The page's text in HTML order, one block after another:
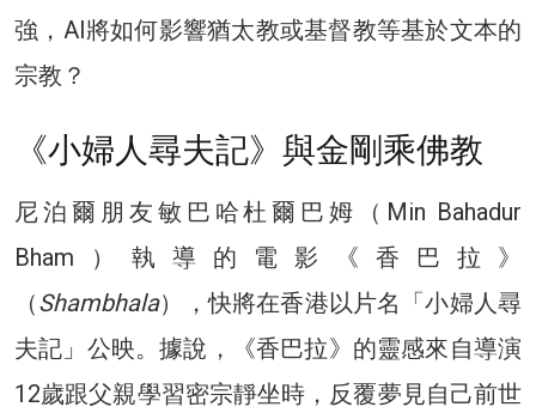
強，AI將如何影響猶太教或基督教等基於文本的
宗教？
《小婦人尋夫記》與金剛乘佛教
尼泊爾朋友敏巴哈杜爾巴姆（Min Bahadur
Bham）執導的電影《香巴拉》
（Shambhala），快將在香港以片名「小婦人尋
夫記」公映。據說，《香巴拉》的靈感來自導演
12歲跟父親學習密宗靜坐時，反覆夢見自己前世